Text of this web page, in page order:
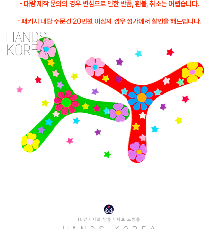
- 대량 제작 문의의 경우 변심으로 인한 반품, 환불, 취소는 어렵습니다.
- 패키지 대량 주문건 20만원 이상의 경우 정가에서 할인을 해드립니다.